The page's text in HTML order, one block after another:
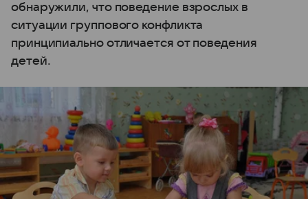
обнаружили, что поведение взрослых в
ситуации группового конфликта
принципиально отличается от поведения
детей.